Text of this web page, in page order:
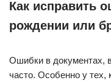
Как исправить
рождении или
Ошибки в документах,
часто. Особенно у тех,